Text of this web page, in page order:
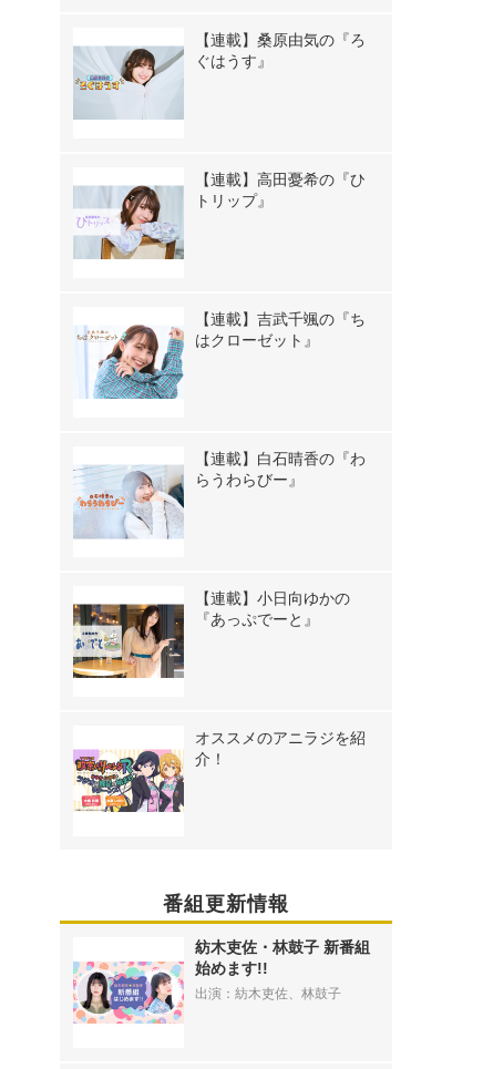
【連載】桑原由気の『ろ
ぐはうす』
【連載】高田憂希の『ひ
トリップ』
【連載】吉武千颯の『ち
はクローゼット』
【連載】白石晴香の『わ
らうわらびー』
【連載】小日向ゆかの
『あっぷでーと』
オススメのアニラジを紹
介！
番組更新情報
紡木吏佐・林鼓子 新番組
始めます!!
出演：紡木吏佐、林鼓子